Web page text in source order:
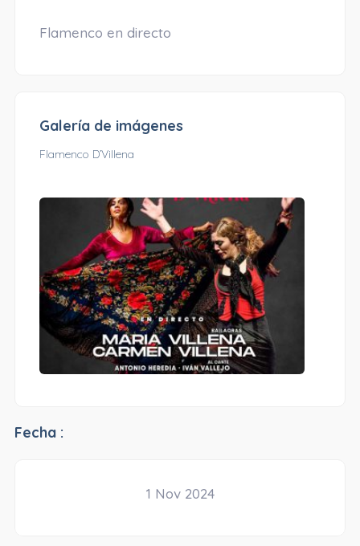
Flamenco en directo
Galería de imágenes
Flamenco D’Villena
Fecha :
1 Nov 2024